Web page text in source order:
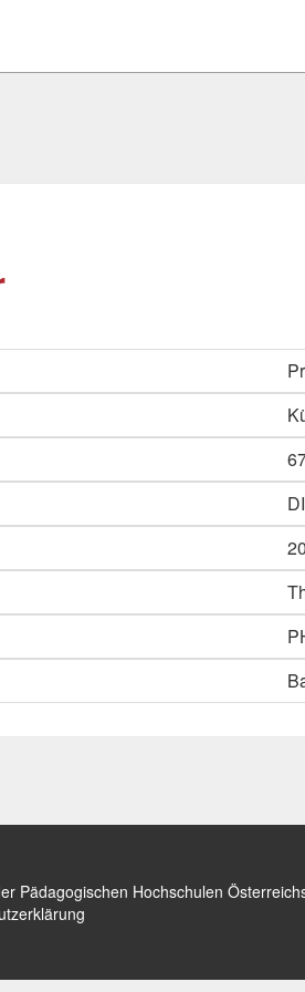
Pädagogischen Hochschulen